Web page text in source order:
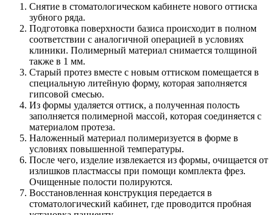
Снятие в стоматологическом кабинете нового оттиска
зубного ряда.
Подготовка поверхности базиса происходит в полном
соответствии с аналогичной операцией в условиях
клиники. Полимерный материал снимается толщиной
также в 1 мм.
Старый протез вместе с новым оттиском помещается в
специальную литейную форму, которая заполняется
гипсовой смесью.
Из формы удаляется оттиск, а полученная полость
заполняется полимерной массой, которая соединяется с
материалом протеза.
Наложенный материал полимеризуется в форме в
условиях повышенной температуры.
После чего, изделие извлекается из формы, очищается от
излишков пластмассы при помощи комплекта фрез.
Очищенные полости полируются.
Восстановленная конструкция передается в
стоматологический кабинет, где проводится пробная